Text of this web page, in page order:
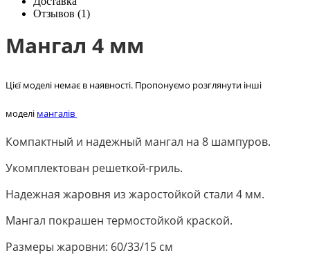
Отзывов (1)
Мангал 4 мм
Цієї моделі немає в наявності. Пропонуємо розглянути інші
моделі мангалів
Компактный и надежный мангал на 8 шампуров.
Укомплектован решеткой-гриль.
Надежная жаровня из жаростойкой стали 4 мм.
Мангал покрашен термостойкой краской.
Размеры жаровни: 60/33/15 см